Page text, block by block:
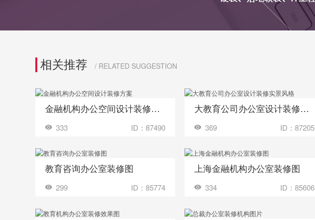
相关推荐 / RELATED SUGGESTION
收藏 装修成这样要花多少钱？
金融机构办公空间设计装修方案
333 ID：87490
收藏 装修成这样要花多少钱？
大教育公司办公室设计装修实景风格
369 ID：87205
收藏 装修成这样要花多少钱？
教育咨询办公室装修图
299 ID：85774
收藏 装修成这样要花多少钱？
上海金融机构办公室装修图
334 ID：85606